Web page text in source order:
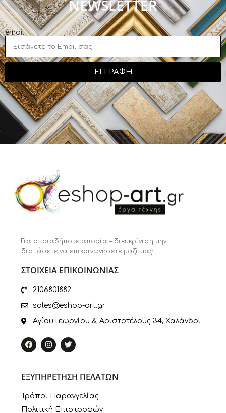
NEWSLETTER
email
ΕΓΓΡΑΦΗ
Για οποιαδήποτε απορία – διευκρίνιση μην
διστάσετε να επικοινωνήσετε μαζί μας
ΣΤΟΙΧΕΙΑ ΕΠΙΚΟΙΝΩΝΙΑΣ
2106801882
sales@eshop-art.gr
Αγίου Γεωργίου & Αριστοτέλους 34, Χαλάνδρι
ΕΞΥΠΗΡΕΤΗΣΗ ΠΕΛΑΤΩΝ
Τρόποι Παραγγελίας
Πολιτική Επιστροφών